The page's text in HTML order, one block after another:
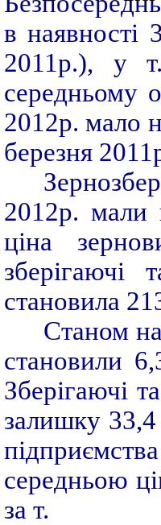
в наявності
2011р.), у
середньому
2012р. мало
березня
2012р. мали
ціна
зберігаючі
становила
Станом
становили
Зберігаючі
залишку 33,4
середньою
за т.